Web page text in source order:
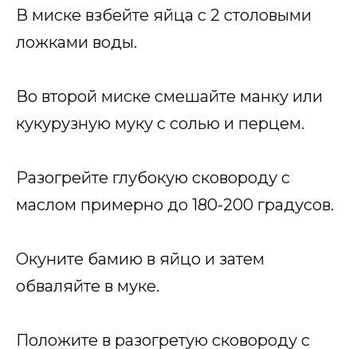
В миске взбейте яйца с 2 столовыми
ложками воды.
Во второй миске смешайте манку или
кукурузную муку с солью и перцем.
Разогрейте глубокую сковороду с
маслом примерно до 180-200 градусов.
Окуните бамию в яйцо и затем
обваляйте в муке.
Положите в разогретую сковороду с